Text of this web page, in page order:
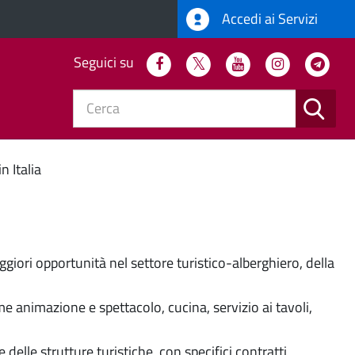
Accedi ai Servizi
Seguici su FacebookTwitter Youtube Instagram
Italia
opportunità nel settore turistico-alberghiero, della
animazione e spettacolo, cucina, servizio ai tavoli,